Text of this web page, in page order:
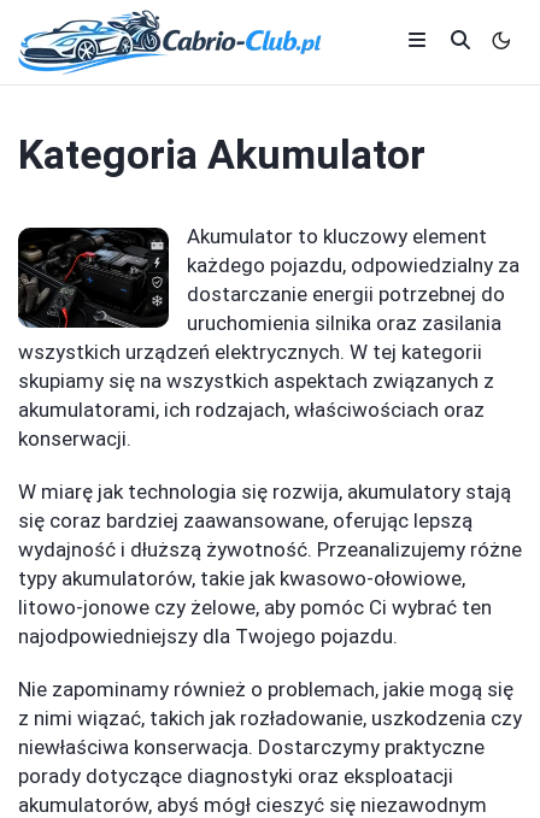
Kategoria Akumulator
Akumulator to kluczowy element
każdego pojazdu, odpowiedzialny za
dostarczanie energii potrzebnej do
uruchomienia silnika oraz zasilania
wszystkich urządzeń elektrycznych. W tej kategorii
skupiamy się na wszystkich aspektach związanych z
akumulatorami, ich rodzajach, właściwościach oraz
konserwacji.
W miarę jak technologia się rozwija, akumulatory stają
się coraz bardziej zaawansowane, oferując lepszą
wydajność i dłuższą żywotność. Przeanalizujemy różne
typy akumulatorów, takie jak kwasowo-ołowiowe,
litowo-jonowe czy żelowe, aby pomóc Ci wybrać ten
najodpowiedniejszy dla Twojego pojazdu.
Nie zapominamy również o problemach, jakie mogą się
z nimi wiązać, takich jak rozładowanie, uszkodzenia czy
niewłaściwa konserwacja. Dostarczymy praktyczne
porady dotyczące diagnostyki oraz eksploatacji
akumulatorów, abyś mógł cieszyć się niezawodnym